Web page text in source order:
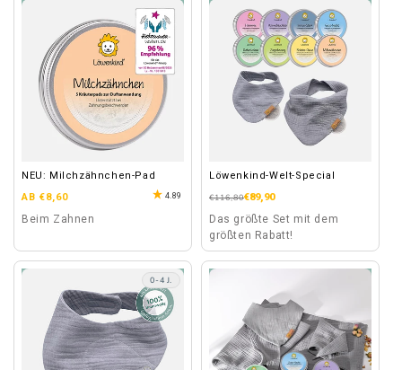
NEU: Milchzähnchen-Pad
Normaler
AB €8,60 4.89
Beim Zahnen
Löwenkind-Welt-Special
Normaler
€116,80
Verkaufspreis
€89,90
Das größte Set mit dem
größten Rabatt!
0-4 J.